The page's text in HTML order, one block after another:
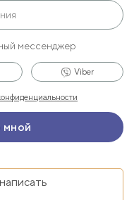
мессенджер
Viber